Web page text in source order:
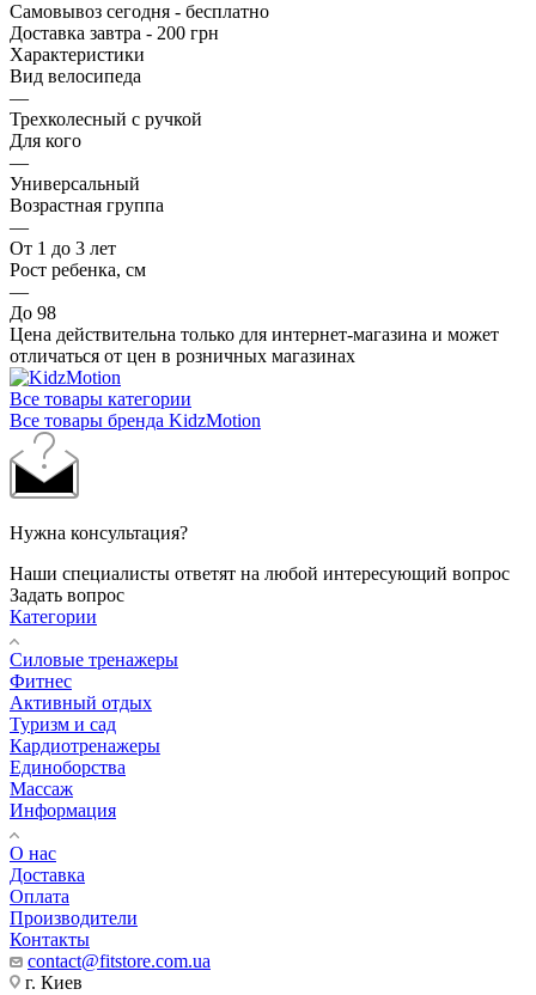
Самовывоз сегодня - бесплатно
Доставка завтра - 200 грн
Характеристики
Вид велосипеда
—
Трехколесный с ручкой
Для кого
—
Универсальный
Возрастная группа
—
От 1 до 3 лет
Рост ребенка, см
—
До 98
Цена действительна только для интернет-магазина и может
отличаться от цен в розничных магазинах
Все товары категории
Все товары бренда KidzMotion
Нужна консультация?
Наши специалисты ответят на любой интересующий вопрос
Задать вопрос
Категории
Силовые тренажеры
Фитнес
Активный отдых
Туризм и сад
Кардиотренажеры
Единоборства
Массаж
Информация
О нас
Доставка
Оплата
Производители
Контакты
contact@fitstore.com.ua
г. Киев